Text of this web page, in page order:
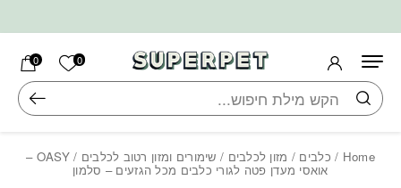
0 הרשימה
0
חיפוש
Home
/ כלבים / מזון לכלבים / שימורים ומזון רטוב לכלבים / OASY –
אואסי מעדן פטה לגורי כלבים מכל הגזעים – סלמון